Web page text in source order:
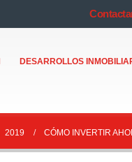
DESARROLLOS
2019 CÓMO INVERTIR